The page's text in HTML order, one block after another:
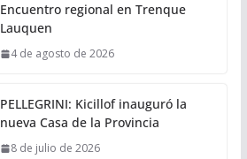
Encuentro regional en Trenque
Lauquen
4 de agosto de 2026
PELLEGRINI: Kicillof inauguró la
nueva Casa de la Provincia
8 de julio de 2026